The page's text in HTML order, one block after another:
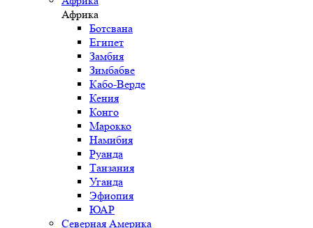
Африка
Ботсвана
Египет
Замбия
Зимбабве
Кабо-Верде
Кения
Конго
Марокко
Намибия
Руанда
Танзания
Уганда
Эфиопия
ЮАР
Северная Америка